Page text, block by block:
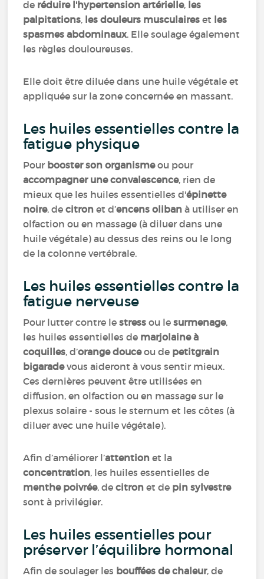
de réduire l'hypertension artérielle, les
palpitations, les douleurs musculaires et les
spasmes abdominaux. Elle soulage également
les règles douloureuses.
Elle doit être diluée dans une huile végétale et
appliquée sur la zone concernée en massant.
Les huiles essentielles contre la
fatigue physique
Pour booster son organismeou pour
accompagner une convalescence, rien de
mieux que les huiles essentielles d'épinette
noire, decitronet d’encens oliban à utiliser en
olfaction ou en massage (à diluer dans une
huile végétale) au dessus des reins ou le long
de la colonne vertébrale.
Les huiles essentielles contre la
fatigue nerveuse
Pour lutter contre lestressou lesurmenage,
les huiles essentielles de marjolaine à
coquilles, d’orange douceou de petitgrain
bigaradevous aideront à vous sentir mieux.
Ces dernières peuvent être utilisées en
diffusion, en olfaction ou en massage sur le
plexus solaire - sous le sternum et les côtes (à
diluer avec une huile végétale).
Afin d’améliorer l’attention et la
concentration, les huiles essentielles de
menthe poivrée, decitronet de pin sylvestre
sont à privilégier.
Les huiles essentielles pour
préserver l’équilibre hormonal
Afin de soulager les bouffées de chaleur, de